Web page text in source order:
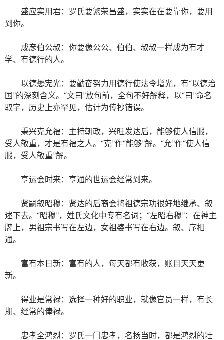
盛应实用君：罗氏要繁荣昌盛，实实在在要靠你，要用
到你。
成彦伯公叔：你要像公公、伯伯、叔叔一样成为有才
学、有德行的人。
以德懋宪光：要勤奋努力用德行使法令增光，有“以德治
国”的深刻含义。“文曰”放句前，全句不好解释，以“曰”命名
取字，历史上亦罕见，估计为传抄错误。
秉兴克允福：主持朝政，兴旺发达后，能够使人信服，
受人敬重，才是有福之人。“克”作“能够”解。“允”作“使人信
服，受人敬重”解。
亨运会时来：亨通的世运会经常到来。
贤嗣叙昭穆：贤达的后裔会将祖德宗功很好地继承、叙
述下去。“昭穆”，姓氏文化中专有名词；“左昭右穆”：在神主
牌上，男祖宗书写在左边，女祖婆书写在右边。叙、序相
通。
富有本日新：富有的人，每天都有收获，账目天天更
新。
得业是常禄：选择一种好的职业，就像官员一样，有长
期、经常的俸禄。
忠孝全鸿烈：罗氏一门忠孝，名扬当时，都是鸿烈的壮